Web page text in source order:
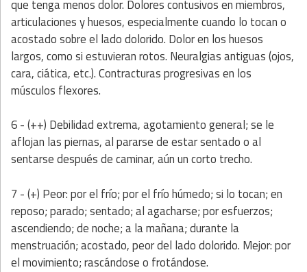
que tenga menos dolor. Dolores contusivos en miembros,
articulaciones y huesos, especialmente cuando lo tocan o
acostado sobre el lado dolorido. Dolor en los huesos
largos, como si estuvieran rotos. Neuralgias antiguas (ojos,
cara, ciática, etc.). Contracturas progresivas en los
músculos flexores.
6 - (++) Debilidad extrema, agotamiento general; se le
aflojan las piernas, al pararse de estar sentado o al
sentarse después de caminar, aún un corto trecho.
7 - (+) Peor: por el frío; por el frío húmedo; si lo tocan; en
reposo; parado; sentado; al agacharse; por esfuerzos;
ascendiendo; de noche; a la mañana; durante la
menstruación; acostado, peor del lado dolorido. Mejor: por
el movimiento; rascándose o frotándose.